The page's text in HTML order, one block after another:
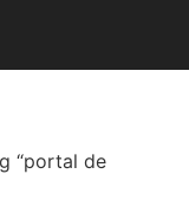
“portal de